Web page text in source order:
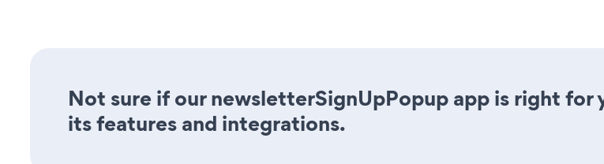
Not sure if our newsletterSignUpPopup app is right for
its features and integrations.